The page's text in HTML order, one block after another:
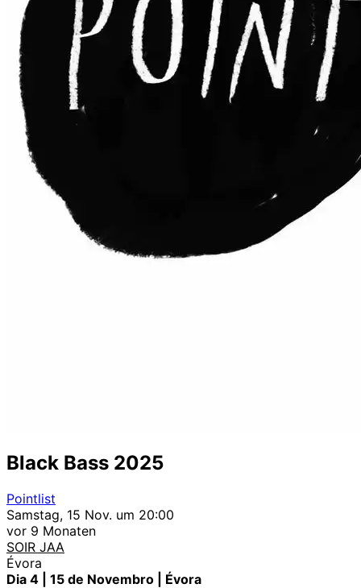
Black Bass 2025
Pointlist
Samstag, 15 Nov. um 20:00
vor 9 Monaten
SOIR JAA
Évora
Dia 4 | 15 de Novembro | Évora